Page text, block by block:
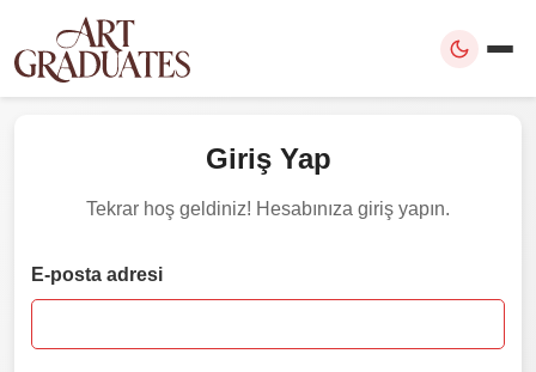
Giriş Yap
Tekrar hoş geldiniz! Hesabınıza giriş yapın.
E-posta adresi